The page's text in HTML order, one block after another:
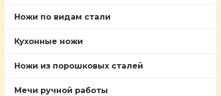
Ножи по видам стали
Кухонные ножи
Ножи из порошковых сталей
Мечи ручной работы